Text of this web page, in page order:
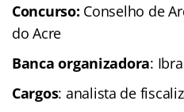
Concurso: Conselho de
do Acre
Banca organizadora:
Cargos: analista de